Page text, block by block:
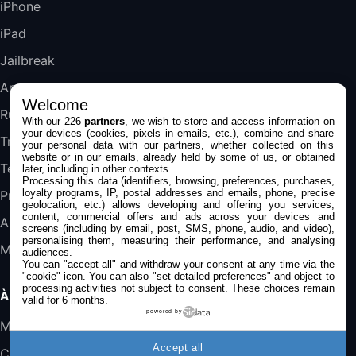
Jeu FIFA 20 sur PC (code à télécharger)
45,98€57,99€Rue Du Commerce (Vendeur Tiers)
iPhone
iPad
Jailbreak
Applications
Rumeurs
Trucs & astuces
Tests
Promos
Apple
Mac
À PROPOS
Mentions légales
Welcome
With our 226partners , we wish to store and access information on
your devices (cookies, pixels in emails, etc.), combine and share
your personal data with our partners, whether collected on this
website or in our emails, already held by some of us, or obtained
later, including in other contexts.
Processing this data (identifiers, browsing, preferences, purchases,
loyalty programs, IP, postal addresses and emails, phone, precise
geolocation, etc.) allows developing and offering you services,
content, commercial offers and ads across your devices and
screens (including by email, post, SMS, phone, audio, and video),
personalising them, measuring their performance, and analysing
audiences.
You can "accept all" and withdraw your consent at any time via the
"cookie" icon. You can also "set detailed preferences" and object to
processing activities not subject to consent. These choices remain
valid for 6 months.
powered by
Accept all